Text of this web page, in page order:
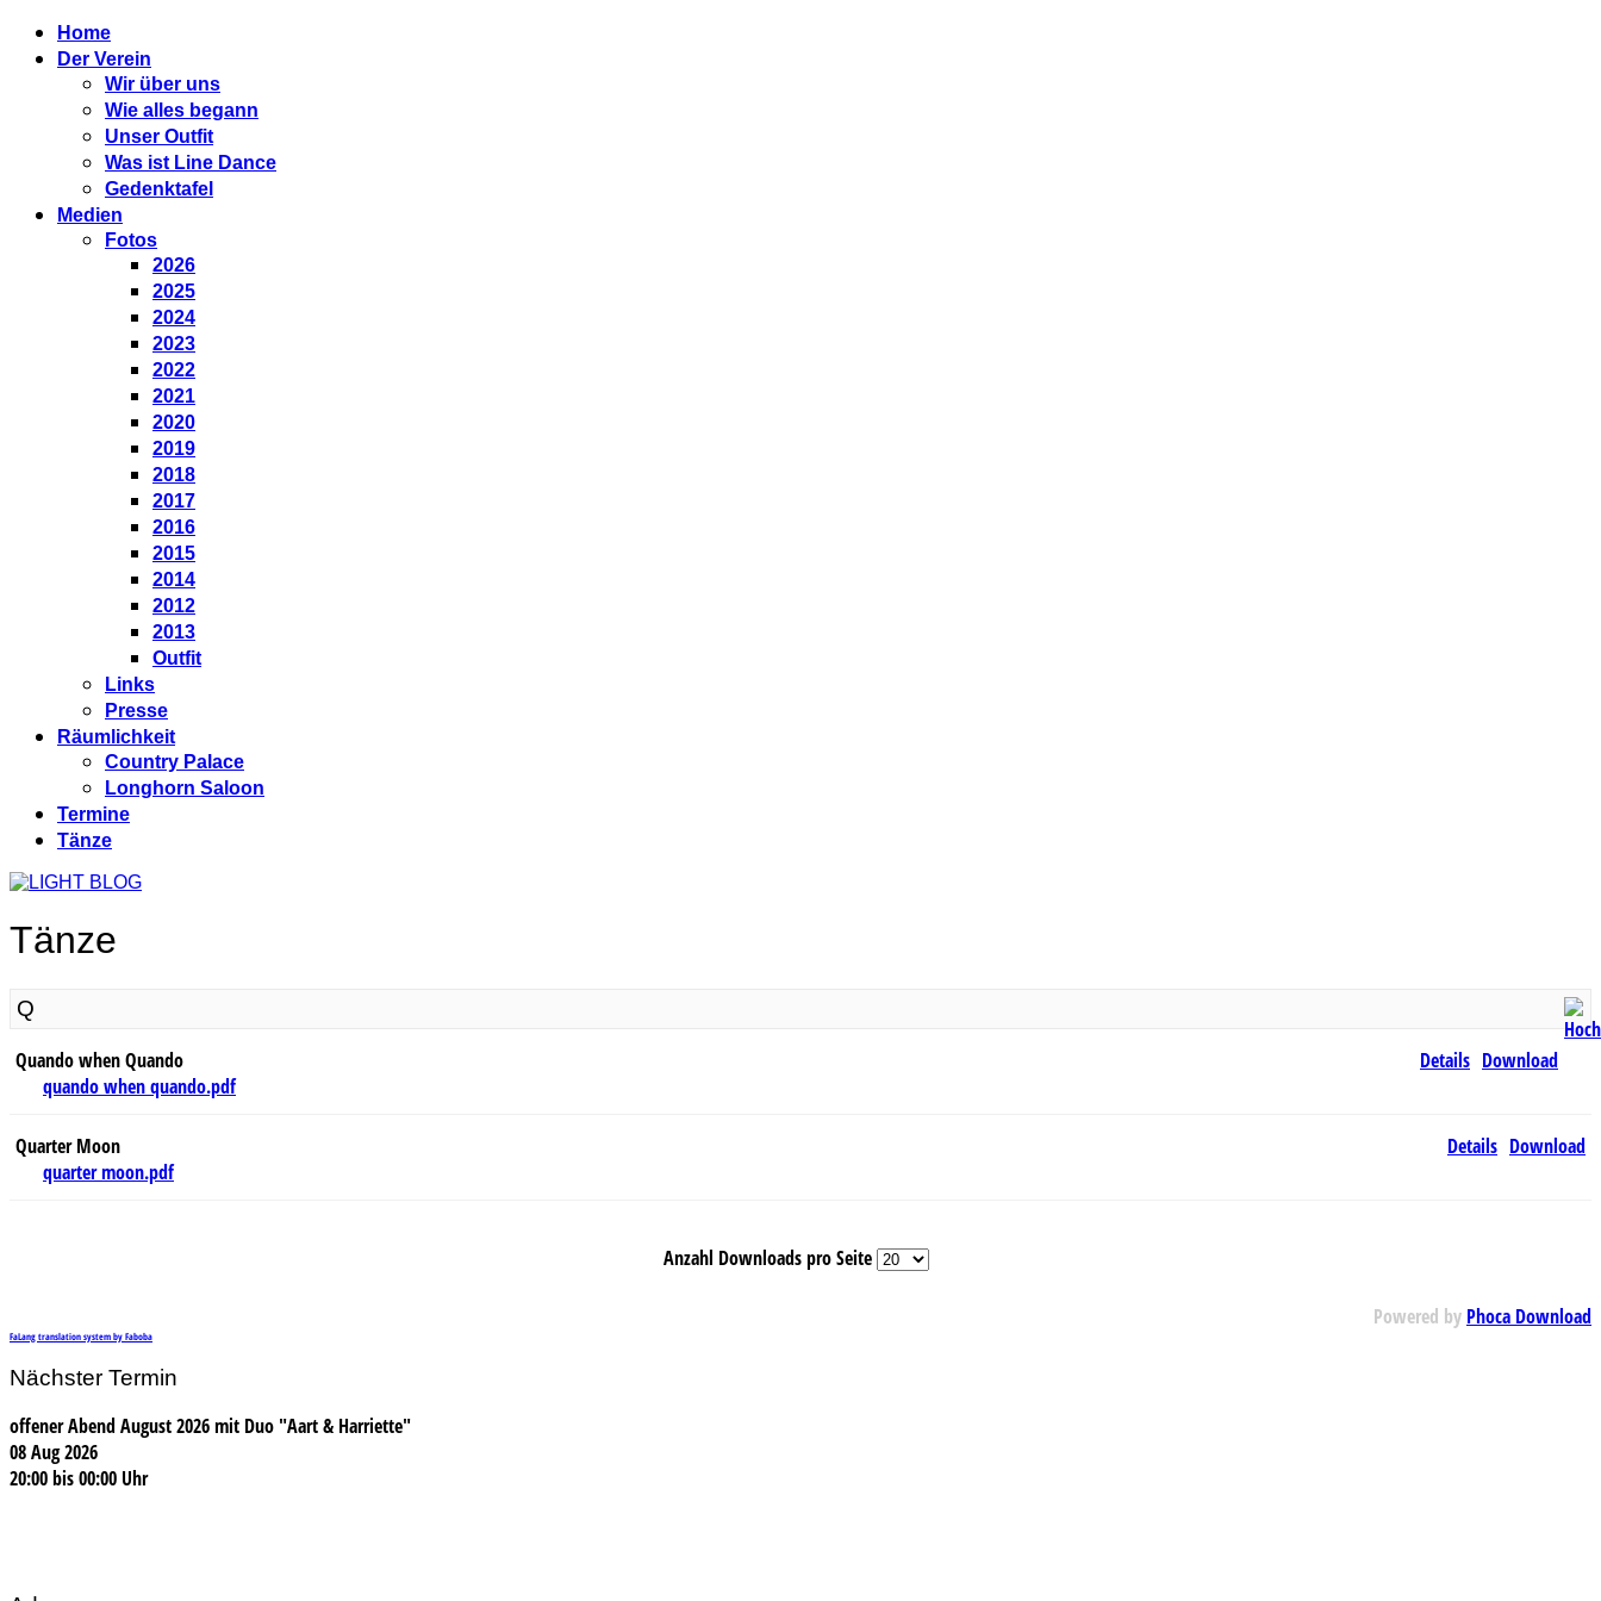
Home
Der Verein
Wir über uns
Wie alles begann
Unser Outfit
Was ist Line Dance
Gedenktafel
Medien
Fotos
2026
2025
2024
2023
2022
2021
2020
2019
2018
2017
2016
2015
2014
2012
2013
Outfit
Links
Presse
Räumlichkeit
Country Palace
Longhorn Saloon
Termine
Tänze
Tänze
Q
Quando when Quando
quando when quando.pdf
Download
Details
Quarter Moon
quarter moon.pdf
Download
Details
Anzahl Downloads pro Seite
Powered by Phoca Download
FaLang translation system by Faboba
Nächster Termin
offener Abend August 2026 mit Duo "Aart & Harriette"
08 Aug 2026
20:00bis00:00 Uhr